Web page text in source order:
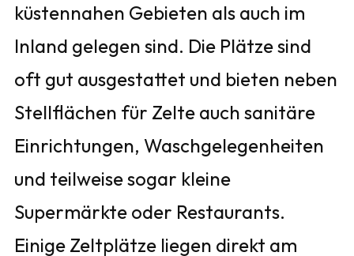
küstennahen Gebieten als auch im
Inland gelegen sind. Die Plätze sind
oft gut ausgestattet und bieten neben
Stellflächen für Zelte auch sanitäre
Einrichtungen, Waschgelegenheiten
und teilweise sogar kleine
Supermärkte oder Restaurants.
Einige Zeltplätze liegen direkt am